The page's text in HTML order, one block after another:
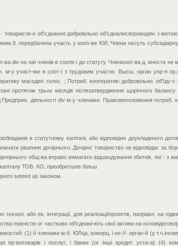
е об'єднання добровільно об'єдналисягромадян з метою
передбачена участь у кооп-ве ЮЛ. Члени несуть
div на паї членів в соотв-і до статуту. Членкооп-ва д. внести
м-у участ-ми в соот-і з трудовим участю. Высш. орган упр-я
маєодин. голос. ; Потреб. кооператив: добровільно.
протягом трьох місяців післязатвердження щорічного
Предприн. діяльності div м-у членами. Правовеположення потреб.
в статутному капіталі, або відповідно доукладеного
рішення дочірнього. Дочірнє товариство не відповідає за
общ-ва вправо вимагати відшкодування збитків, які - з
ТОВ. ХО, преобретшее більш
seteed up законом.
або ек. інтеграції, для реалізаціїпроектів, направл. на
повністю or частково об'єднані-ють свої активи на
(1) її членами м.б. ЮЛца, комерц. і не-//- орган-й (у
ватоварів і послуг, і банки (or інші кредит. уста-а) (4)